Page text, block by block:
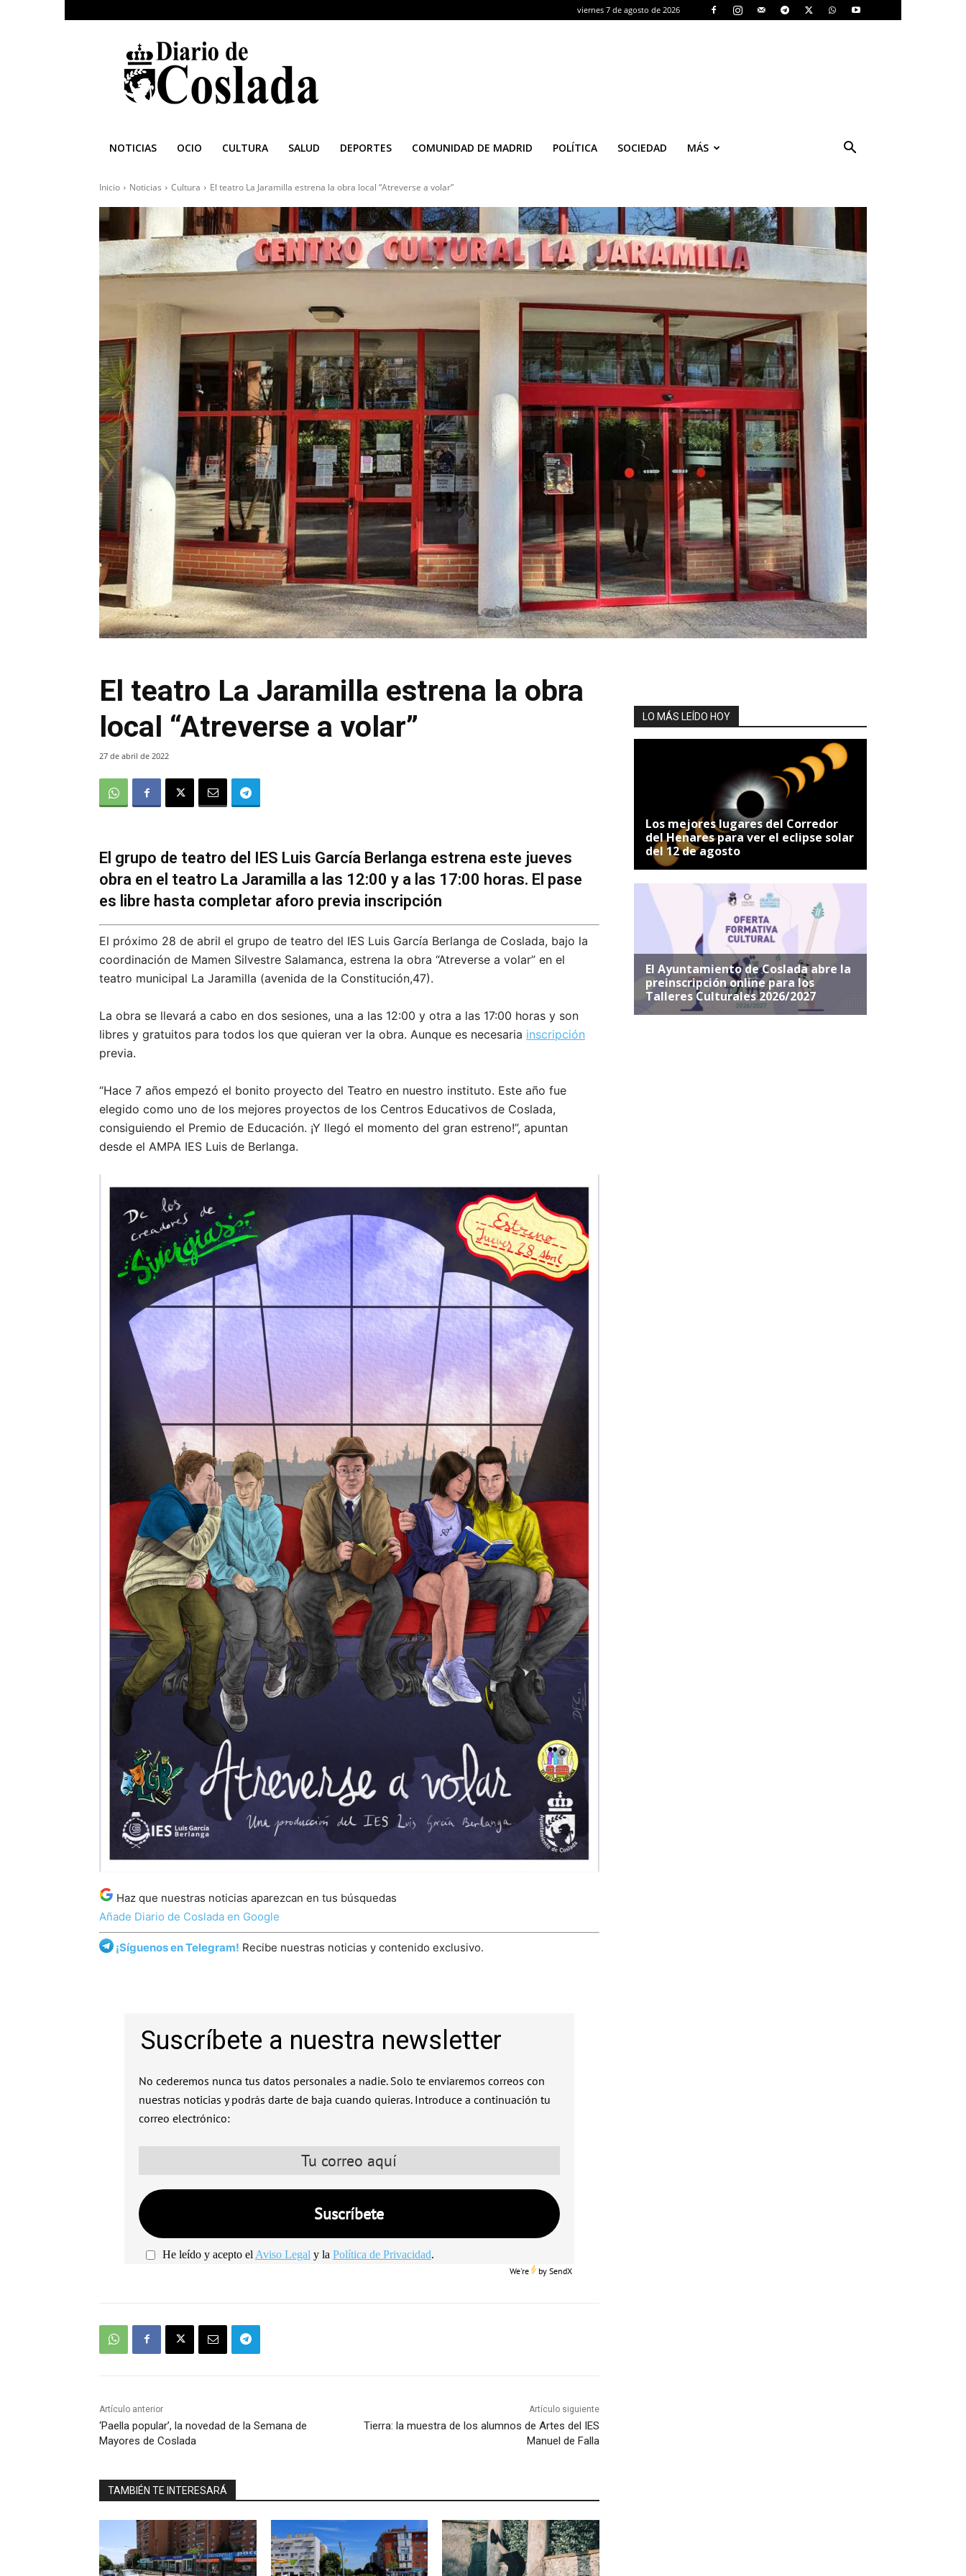
viernes 7 de agosto de 2026
Diario
de
Coslada
NOTICIAS OCIO CULTURA SALUD DEPORTES COMUNIDAD DE MADRID POLÍTICA SOCIEDAD MÁS
Inicio Noticias Cultura El teatro La Jaramilla estrena la obra local “Atreverse a volar”
El teatro La Jaramilla estrena la obra
local “Atreverse a volar”
27 de abril de 2022
El grupo de teatro del IES Luis García Berlanga estrena este jueves
obra en el teatro La Jaramilla a las 12:00 y a las 17:00 horas. El pase
es libre hasta completar aforo previa inscripción
El próximo 28 de abril el grupo de teatro del IES Luis García Berlanga de Coslada, bajo la
coordinación de Mamen Silvestre Salamanca, estrena la obra “Atreverse a volar” en el
teatro municipal La Jaramilla (avenida de la Constitución,47).
La obra se llevará a cabo en dos sesiones, una a las 12:00 y otra a las 17:00 horas y son
libres y gratuitos para todos los que quieran ver la obra. Aunque es necesaria inscripción
previa.
“Hace 7 años empezó el bonito proyecto del Teatro en nuestro instituto. Este año fue
elegido como uno de los mejores proyectos de los Centros Educativos de Coslada,
consiguiendo el Premio de Educación. ¡Y llegó el momento del gran estreno!”, apuntan
desde el AMPA IES Luis de Berlanga.
Haz que nuestras noticias aparezcan en tus búsquedas
Añade Diario de Coslada en Google
¡Síguenos en Telegram! Recibe nuestras noticias y contenido exclusivo.
Suscríbete a nuestra newsletter
No cederemos nunca tus datos personales a nadie. Solo te enviaremos correos con
nuestras noticias y podrás darte de baja cuando quieras. Introduce a continuación tu
correo electrónico:
He leído y acepto el Aviso Legal y la Política de Privacidad.
We're bySendX
Artículo anterior
‘Paella popular’, la novedad de la Semana de
Mayores de Coslada
Artículo siguiente
Tierra: la muestra de los alumnos de Artes del IES
Manuel de Falla
TAMBIÉN TE INTERESARÁ
LO MÁS LEÍDO HOY